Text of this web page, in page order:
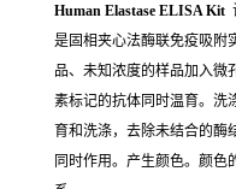
Human Elastase ELISA Kit
是固相夹心法酶联免疫吸附
品、未知浓度的样品加入微
素标记的抗体同时温育。洗
育和洗涤，去除未结合的酶
同时作用。产生颜色。颜色